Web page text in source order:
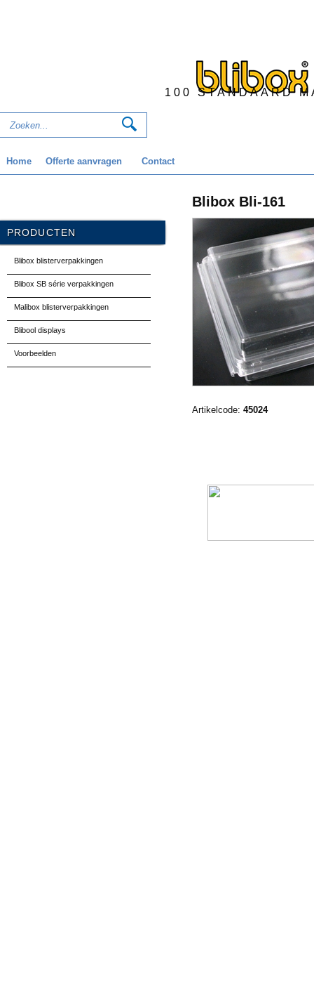
100 STANDAARD
Home Offerte aanvragen Contact
PRODUCTEN
Blibox blisterverpakkingen
Blibox SB série verpakkingen
Malibox blisterverpakkingen
Blibool displays
Voorbeelden
Blibox Bli-161
Artikelcode: 45024